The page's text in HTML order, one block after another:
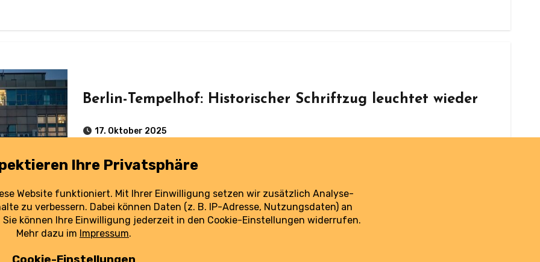
Berlin-Tempelhof: Historischer Schriftzug leuchtet wieder
17. Oktober 2025
Der bekannte Schriftzug "BERLIN – TEMPELHOF" ist zurück. Frisch restauriert und
weiterlesen